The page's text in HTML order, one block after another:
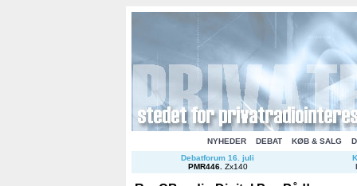
NYHEDER DEBAT KØB & SALG
Debatforum 16. juli
PMR446. Zx140